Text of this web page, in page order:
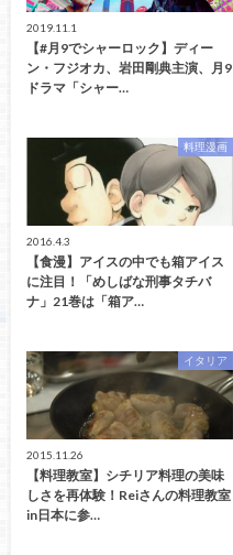
2019.11.1
【#月9でシャーロック】ディー
ン・フジオカ、岩田剛典主演、月9
ドラマ「シャー…
料理漫画
2016.4.3
【食漫】アイスの中でも箱アイス
に注目！「めしばな刑事タチバ
ナ」21巻は「箱ア…
イタリア
2015.11.26
【料理教室】シチリア料理の美味
しさを再体験！Reiさんの料理教室
in日本に参…